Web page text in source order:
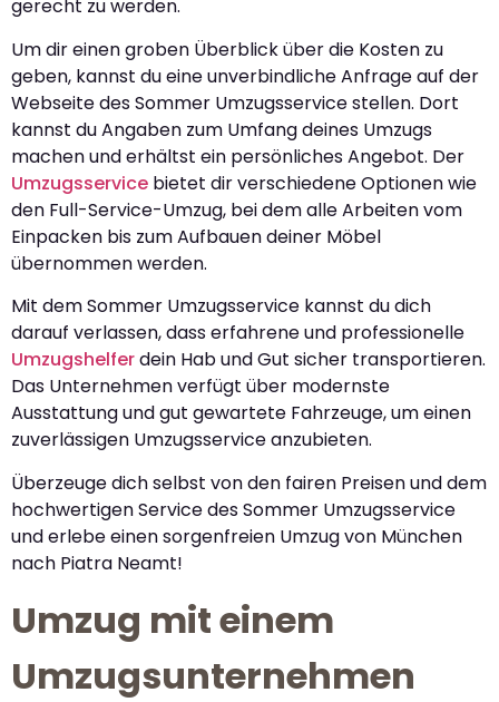
gerecht zu werden.
Um dir einen groben Überblick über die Kosten zu
geben, kannst du eine unverbindliche Anfrage auf der
Webseite des Sommer Umzugsservice stellen. Dort
kannst du Angaben zum Umfang deines Umzugs
machen und erhältst ein persönliches Angebot. Der
Umzugsservice bietet dir verschiedene Optionen wie
den Full-Service-Umzug, bei dem alle Arbeiten vom
Einpacken bis zum Aufbauen deiner Möbel
übernommen werden.
Mit dem Sommer Umzugsservice kannst du dich
darauf verlassen, dass erfahrene und professionelle
Umzugshelferdein Hab und Gut sicher transportieren.
Das Unternehmen verfügt über modernste
Ausstattung und gut gewartete Fahrzeuge, um einen
zuverlässigen Umzugsservice anzubieten.
Überzeuge dich selbst von den fairen Preisen und dem
hochwertigen Service des Sommer Umzugsservice
und erlebe einen sorgenfreien Umzug von München
nach Piatra Neamt!
Umzug mit einem
Umzugsunternehmen